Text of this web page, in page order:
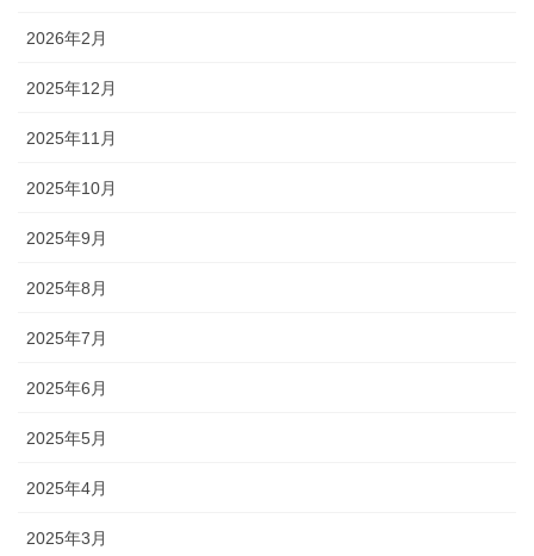
2026年2月
2025年12月
2025年11月
2025年10月
2025年9月
2025年8月
2025年7月
2025年6月
2025年5月
2025年4月
2025年3月